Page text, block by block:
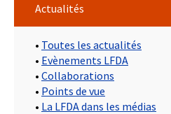
Actualités
• Toutes les actualités
• Evènements LFDA
• Collaborations
• Points de vue
• La LFDA dans les médias